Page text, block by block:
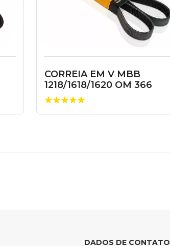
CORREIA EM V MBB
1218/1618/1620 OM 366
DADOS DE CONTATO